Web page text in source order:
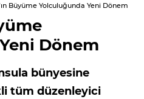
Büyüme Yolculuğunda Yeni Dönem
Dönem
bünyesine
tüm düzenleyici